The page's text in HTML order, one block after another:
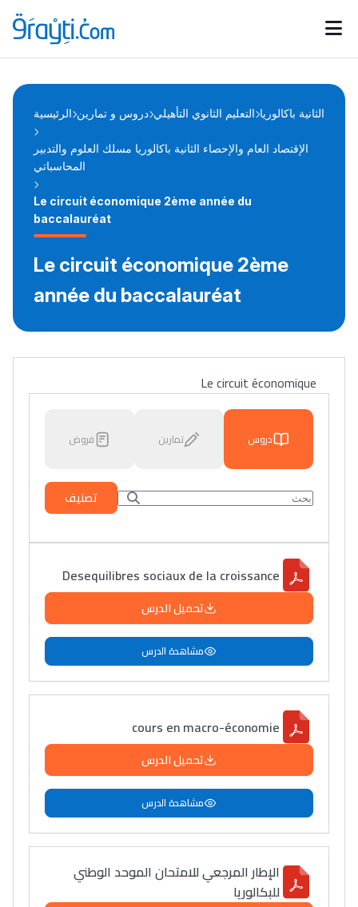
Catégories
d'actualités
Annonces bourses
الرئيسية دروس و تمارين التعليم الثانوي التأهيلي الثانية باكالوريا
الإقتصاد العام والإحصاء الثانية باكالوريا مسلك العلوم والتدبير
المحاسباتي
Le circuit économique 2ème année du
baccalauréat
Le circuit économique 2ème
année du baccalauréat
Le circuit économique
دروس تمارين فروض
تصنيف
Desequilibres sociaux de la croissance
تحميل الدرس
مشاهدة الدرس
cours en macro-économie
تحميل الدرس
مشاهدة الدرس
الإطار المرجعي للامتحان الموحد الوطني
للبكالوريا